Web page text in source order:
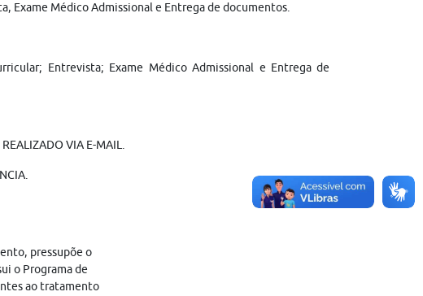
Exame Médico Admissional e Entrega de documentos.
Entrevista; Exame Médico Admissional e Entrega de
VIA E-MAIL.
pressupõe o
o Programa de
ao tratamento